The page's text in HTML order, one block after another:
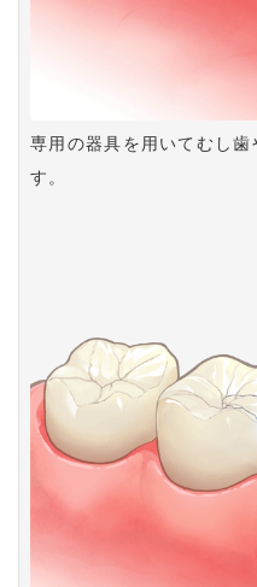
専用の器具を用いてむし
す。